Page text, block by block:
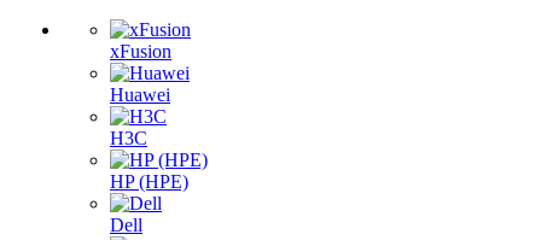
xFusion
Huawei
H3C
HP (HPE)
Dell